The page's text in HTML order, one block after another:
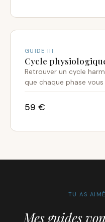
GUIDE III
Cycle
Retrouver un cycle
que chaque phase vous
59 €
TU AS
Mes guides